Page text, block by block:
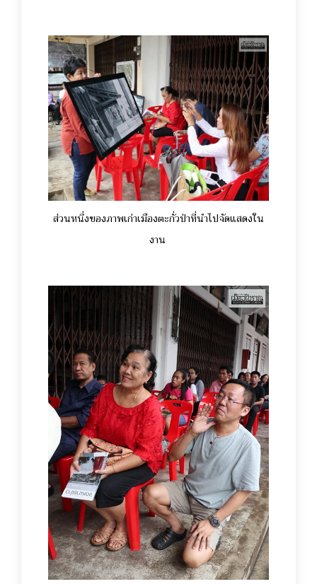
ส่วนหนึ่งของภาพเก่าเมืองตะกั่วป่าที่นำไปจัดแสดงใน
งาน